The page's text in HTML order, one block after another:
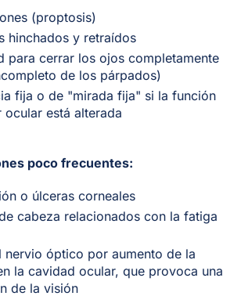
(proptosis)
hinchados y retraídos
para cerrar los ojos completamente
de los párpados)
fija o de "mirada fija" si la función
ocular está alterada
poco frecuentes:
o úlceras corneales
cabeza relacionados con la fatiga
nervio óptico por aumento de la
la cavidad ocular, que provoca una
de la visión